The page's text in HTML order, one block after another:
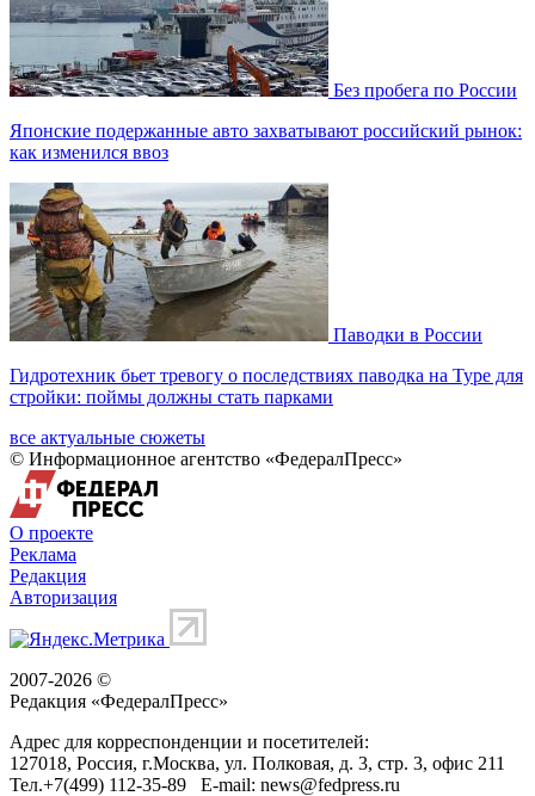
Без пробега по России
Японские подержанные авто захватывают российский рынок:
как изменился ввоз
Паводки в России
Гидротехник бьет тревогу о последствиях паводка на Туре для
стройки: поймы должны стать парками
все актуальные сюжеты
© Информационное агентство «ФедералПресс»
О проекте
Реклама
Редакция
Авторизация
2007-2026 ©
Редакция «ФедералПресс»
Адрес для корреспонденции и посетителей:
127018, Россия, г.Москва, ул. Полковая, д. 3, стр. 3, офис 211
Тел.+7(499) 112-35-89 E-mail: news@fedpress.ru